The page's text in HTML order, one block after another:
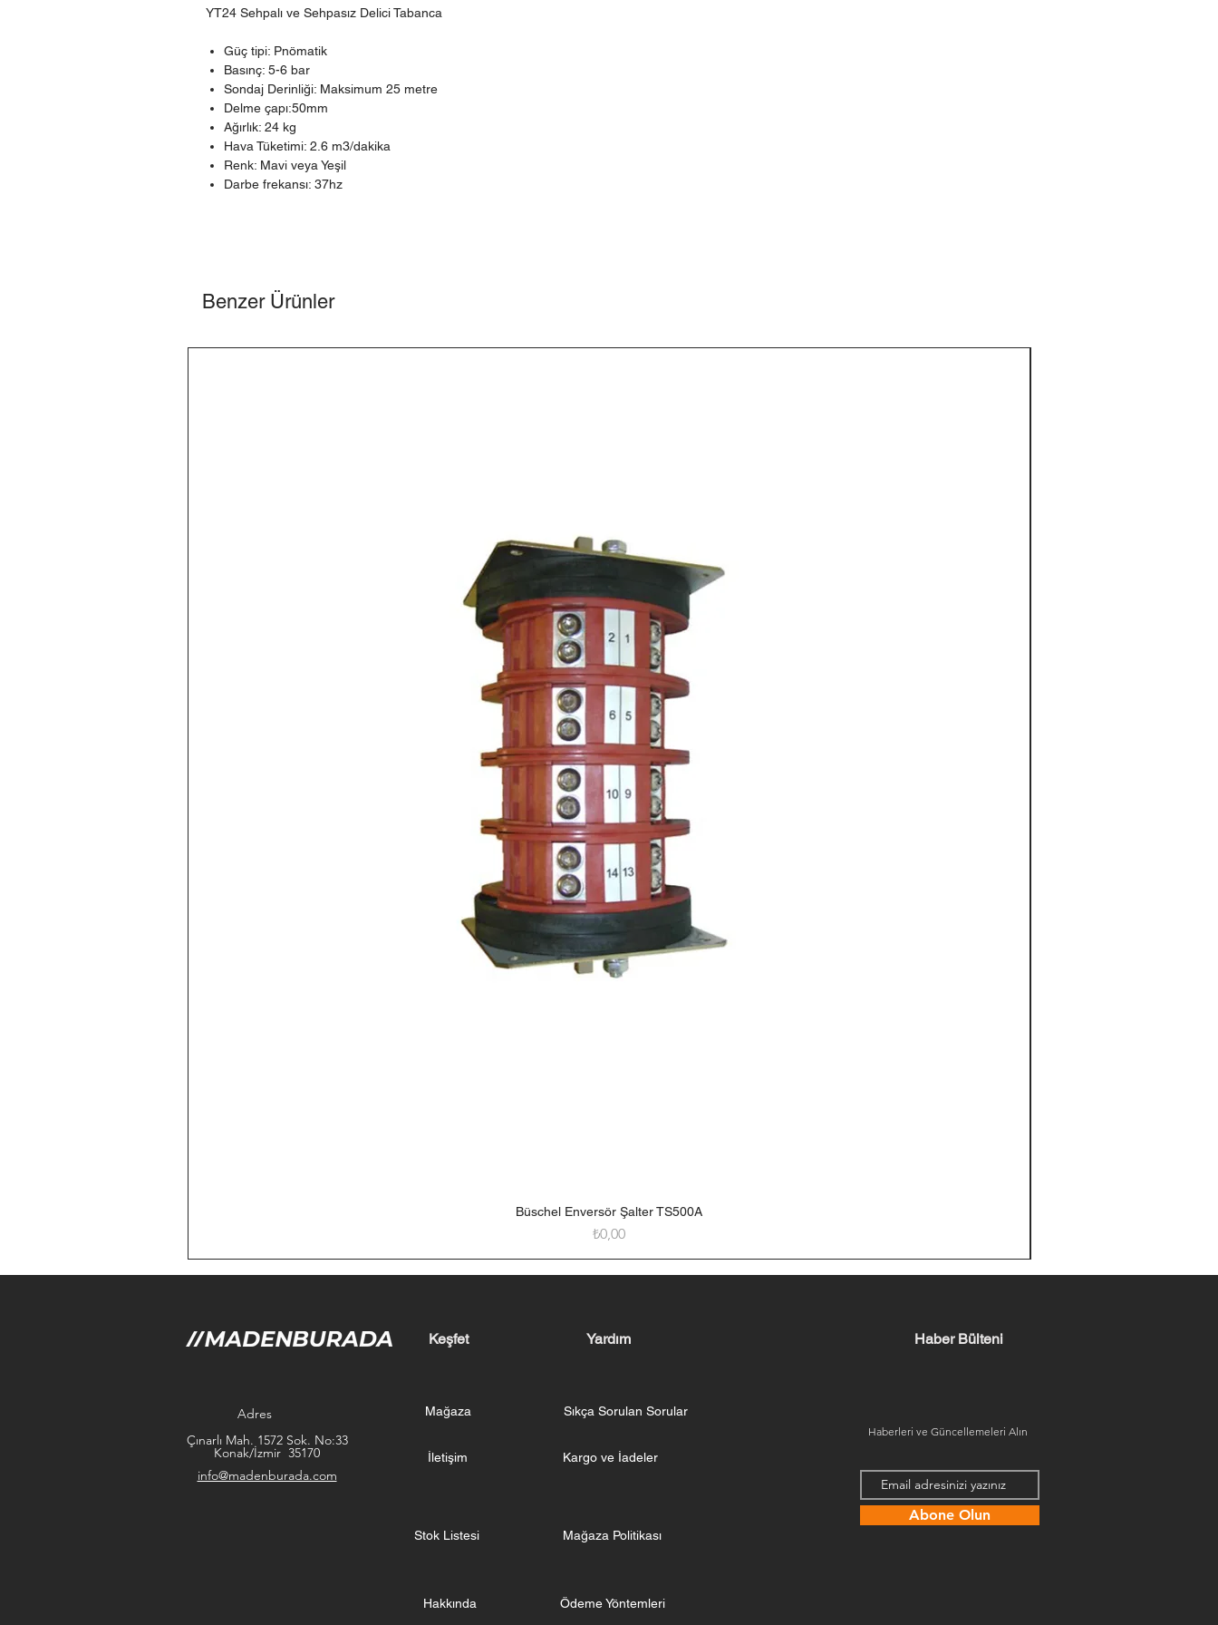
YT24 Sehpalı ve Sehpasız Delici Tabanca
Güç tipi: Pnömatik
Basınç: 5-6 bar
Sondaj Derinliği: Maksimum 25 metre
Delme çapı:50mm
Ağırlık: 24 kg
Hava Tüketimi: 2.6 m3/dakika
Renk: Mavi veya Yeşil
Darbe frekansı: 37hz
Benzer Ürünler
Hızlı Bakış
Büschel Enversör Şalter TS500A
Fiyat
₺0,00
Keşfet Yardım
Adres
Çınarlı Mah. 1572 Sok. No:33
Konak/İzmir 35170
Mağaza Sıkça Sorulan Sorular
İletişim Kargo ve İadeler
info@madenburada.com
Stok Listesi Mağaza Politikası
Hakkında Ödeme Yöntemleri
Haber Bülteni
Haberleri ve Güncellemeleri Alın
Abone Olun